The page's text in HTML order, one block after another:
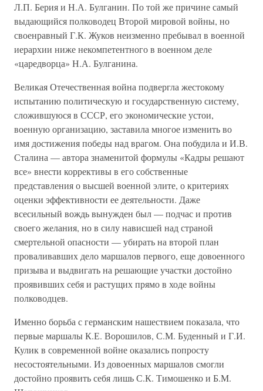
Л.П. Берия и Н.А. Булганин. По той же причине самый
выдающийся полководец Второй мировой войны, но
своенравный Г.К. Жуков неизменно пребывал в военной
иерархии ниже некомпетентного в военном деле
«царедворца» Н.А. Булганина.
Великая Отечественная война подвергла жестокому
испытанию политическую и государственную систему,
сложившуюся в СССР, его экономические устои,
военную организацию, заставила многое изменить во
имя достижения победы над врагом. Она побудила и И.В.
Сталина — автора знаменитой формулы «Кадры решают
все» внести коррективы в его собственные
представления о высшей военной элите, о критериях
оценки эффективности ее деятельности. Даже
всесильный вождь вынужден был — подчас и против
своего желания, но в силу нависшей над страной
смертельной опасности — убирать на второй план
проваливавших дело маршалов первого, еще довоенного
призыва и выдвигать на решающие участки достойно
проявивших себя и растущих прямо в ходе войны
полководцев.
Именно борьба с германским нашествием показала, что
первые маршалы К.Е. Ворошилов, С.М. Буденный и Г.И.
Кулик в современной войне оказались попросту
несостоятельными. Из довоенных маршалов смогли
достойно проявить себя лишь С.К. Тимошенко и Б.М.